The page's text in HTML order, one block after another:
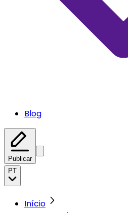
Blog
Publicar
PT
Início